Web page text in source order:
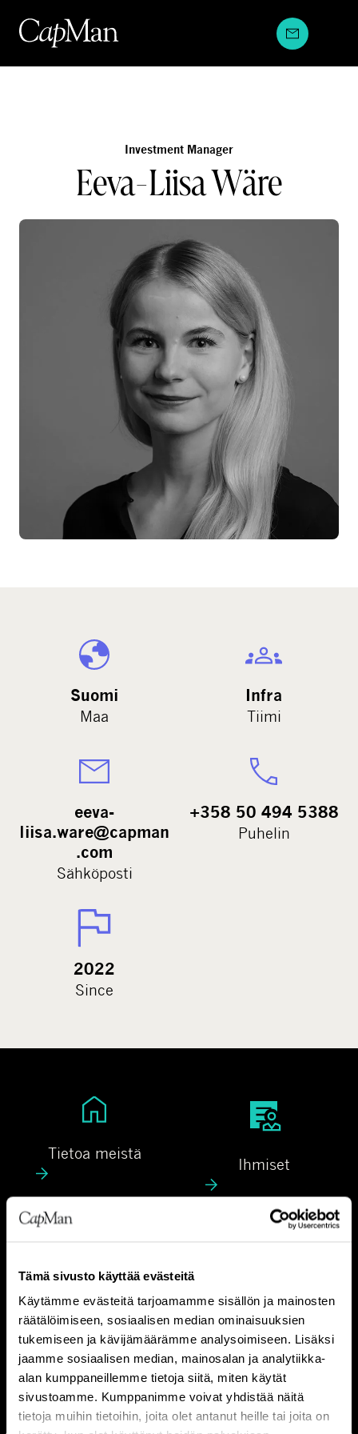
Tämä sivusto käyttää evästeitä
Käytämme evästeitä tarjoamamme sisällön ja mainosten
räätälöimiseen, sosiaalisen median ominaisuuksien
tukemiseen ja kävijämäärämme analysoimiseen. Lisäksi
jaamme sosiaalisen median, mainosalan ja analytiikka-
alan kumppaneillemme tietoja siitä, miten käytät
sivustoamme. Kumppanimme voivat yhdistää näitä
tietoja muihin tietoihin, joita olet antanut heille tai joita on
sisältöön
Investment Manager
Eeva-Liisa Wäre
Suomi
Maa
Infra
Tiimi
eeva-
liisa.ware@capman
.com
Sähköposti
+358 50 494 5388
Puhelin
2022
Since
o
a
i
s
t
ä
Tietoa meistä
s
Ihmiset
s
i
o
&
s
t
r
i
k
e
o
i
m
U
r
a
Ura